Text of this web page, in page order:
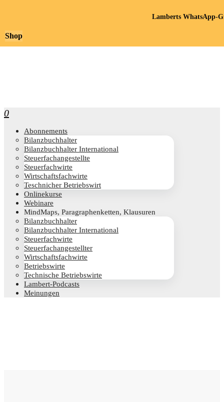
0
Abon­ne­ments
Bilanz­buch­hal­ter
Bilanz­buch­hal­ter International
Steu­er­fach­an­ge­stell­te
Steu­er­fach­wir­te
Wirt­schafts­fach­wir­te
Teschni­cher Betriebswirt
Online­kur­se
Web­i­na­re
Mind­Maps, Para­gra­phen­ket­ten, Klausuren
Bilanz­buch­hal­ter
Bilanz­buch­hal­ter International
Steu­er­fach­wir­te
Steu­er­fach­an­ge­stell­ter
Wirt­schafts­fach­wir­te
Betriebs­wir­te
Tech­ni­sche Betriebswirte
Lam­­bert-Pod­­casts
Mei­nun­gen
Shop
Lamberts WhatsApp-